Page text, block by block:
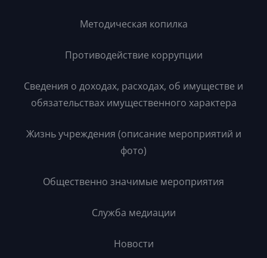
Методическая копилка
Противодействие коррупции
Сведения о доходах, расходах, об имуществе и
обязательствах имущественного характера
Жизнь учреждения (описание мероприятий и
фото)
Общественно значимые мероприятия
Служба медиации
Новости